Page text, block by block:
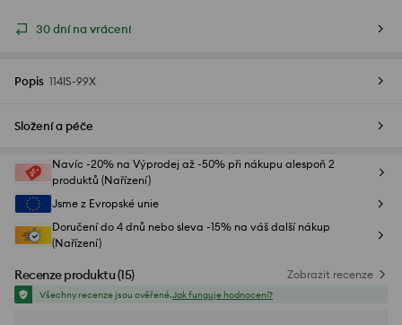
30 dní na vrácení
Popis 114IS-99X
Složení a péče
Navíc -20% na Výprodej až -50% při nákupu alespoň 2
produktů (Nařízení)
Jsme z Evropské unie
Doručení do 4 dnů nebo sleva -15% na váš další nákup
(Nařízení)
Recenze produktu(15) Zobrazit recenze
Všechny recenze jsou ověřené.Jak funguje hodnocení?